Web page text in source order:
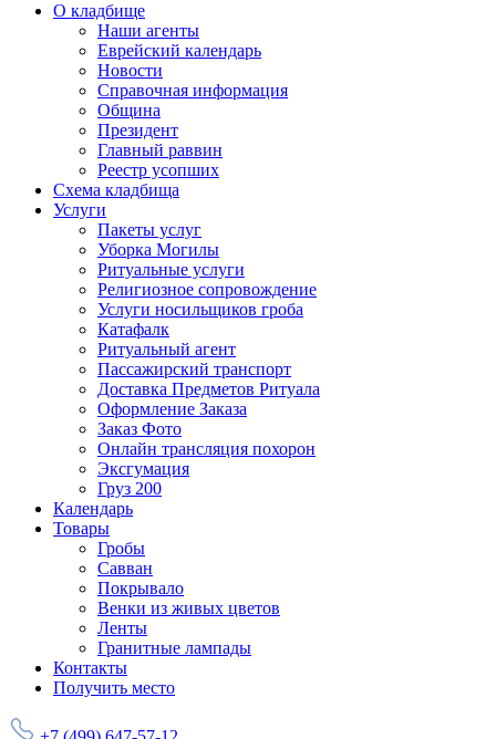
О кладбище
Наши агенты
Еврейский календарь
Новости
Справочная информация
Община
Президент
Главный раввин
Реестр усопших
Схема кладбища
Услуги
Пакеты услуг
Уборка Могилы
Ритуальные услуги
Религиозное сопровождение
Услуги носильщиков гроба
Катафалк
Ритуальный агент
Пассажирский транспорт
Доставка Предметов Ритуала
Оформление Заказа
Заказ Фото
Онлайн трансляция похорон
Эксгумация
Груз 200
Календарь
Товары
Гробы
Савван
Покрывало
Венки из живых цветов
Ленты
Гранитные лампады
Контакты
Получить место